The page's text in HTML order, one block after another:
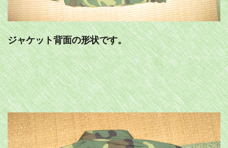
ジャケット背面の形状です。